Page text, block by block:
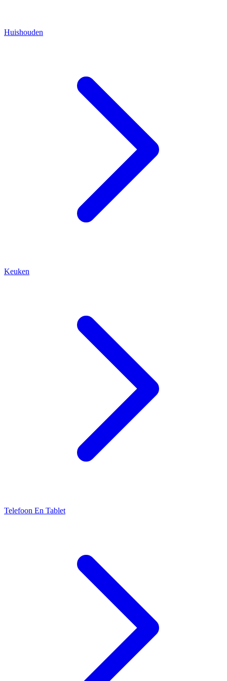
Huishouden
Keuken
Telefoon En Tablet